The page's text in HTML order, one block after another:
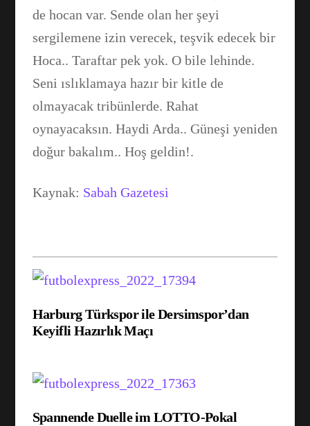
de hocan var. Sende olan her şeyi
sergilemene izin verecek, teşvik edecek bir
Hoca.. Taraftar pek yok. O bile lehinde.
Seni ıslıklamaya hazır bir kitle de
olmayacak tribünlerde. Rahat
oynayacaksın. Haydi Arda.. Güneşi yeniden
doğur bakalım.. Hoş geldin!.
Kaynak: Sabah Gazetesi
Harburg Türkspor ile Dersimspor’dan
Keyifli Hazırlık Maçı
Spannende Duelle im LOTTO-Pokal